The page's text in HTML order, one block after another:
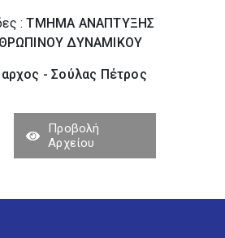
:ΤΜΗΜΑ ΑΝΑΠΤΥΞΗΣ
ΔΥΝΑΜΙΚΟΥ
- Σούλας Πέτρος
Προβολή
Αρχείου